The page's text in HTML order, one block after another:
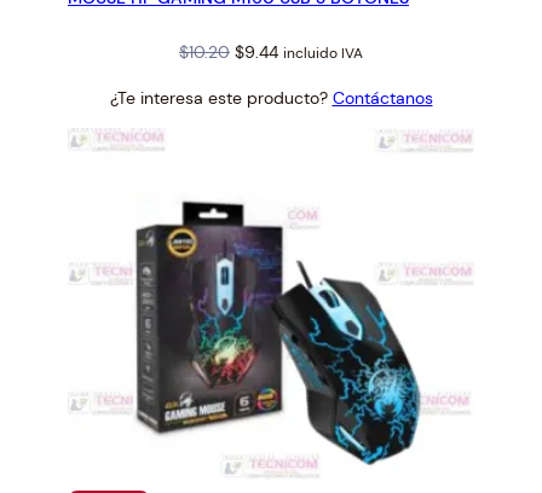
$10.20 Original
was:
$9.44Current
is:
incluido IVA
¿Te interesa este producto? Contáctanos